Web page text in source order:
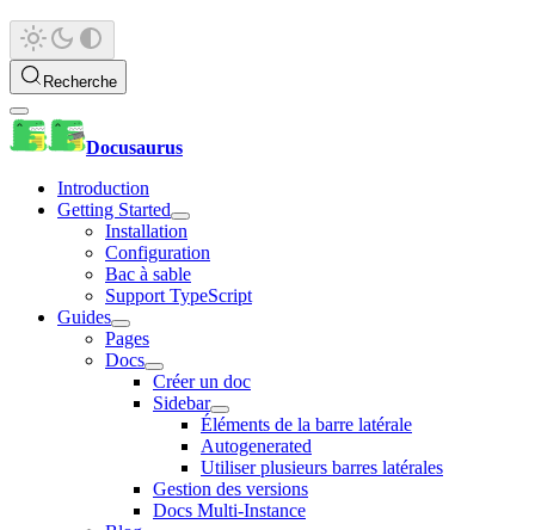
Recherche
Docusaurus
Introduction
Getting Started
Installation
Configuration
Bac à sable
Support TypeScript
Guides
Pages
Docs
Créer un doc
Sidebar
Éléments de la barre latérale
Autogenerated
Utiliser plusieurs barres latérales
Gestion des versions
Docs Multi-Instance